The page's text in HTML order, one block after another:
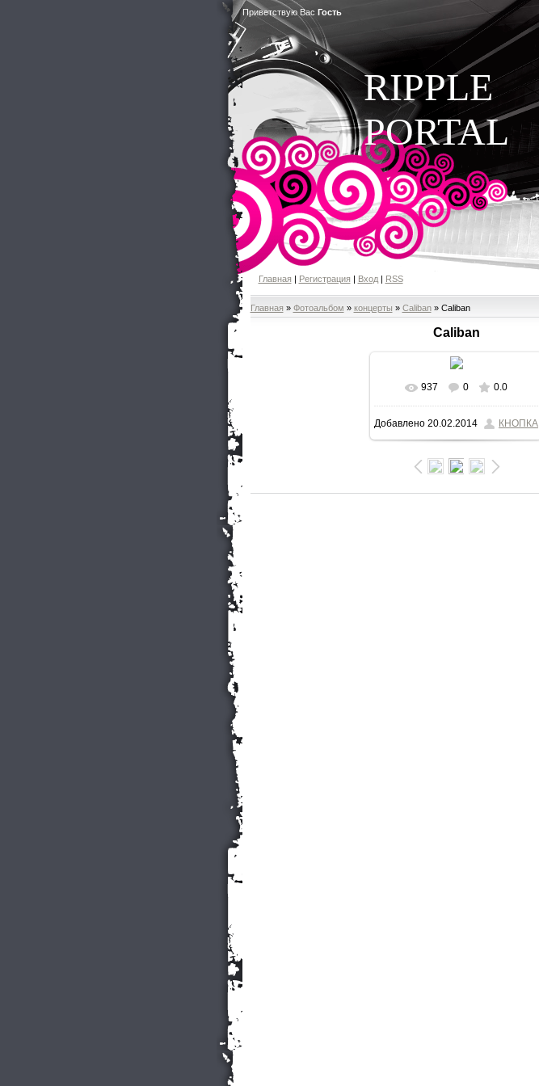
Приветствую Вас Гость
RIPPLE
PORTAL
Главная| Регистрация| Вход| RSS
Главная » Фотоальбом » концерты » Caliban» Caliban
Caliban
В реальном размере
800x532/ 119.9Kb
937 0 0.0
Добавлено 20.02.2014 КНОПКА